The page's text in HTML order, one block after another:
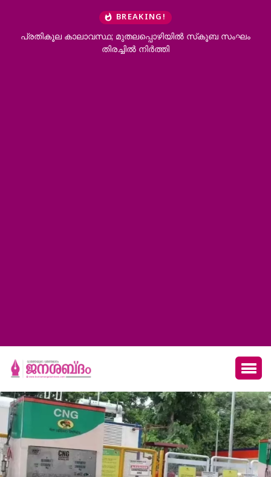
BREAKING!
മുതലപ്പൊഴിയില്‍ സ്‌കൂബ സംഘം
പയ്യോളിയിൽ